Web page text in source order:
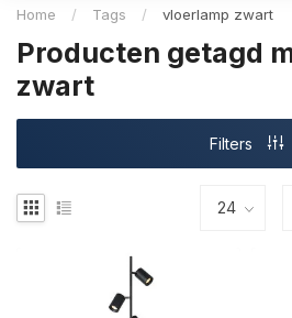
Home / Tags / vloerlamp zwart
Producten getagd
zwart
Filters